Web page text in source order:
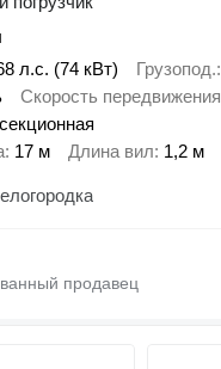
л.с. (74 кВт) Грузопод.
Скорость передвижения
17 м Длина вил 1,2 м